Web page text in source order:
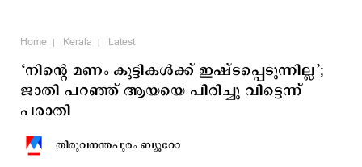
Home Kerala Latest
‘നിന്റെ മണം കുട്ടികൾക്ക് ഇഷ്ടപ്പെടുന്നില്ല’;
ജാതി പറഞ്ഞ് ആയയെ പിരിച്ചു വിട്ടെന്ന്
പരാതി
തിരുവനന്തപുരം ബ്യൂറോ